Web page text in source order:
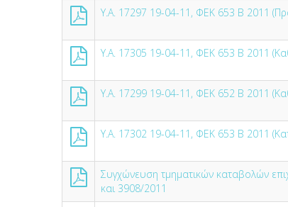
Υ.Α. 17297 19-04-11, ΦΕΚ 653 Β 2011
Υ.Α. 17305 19-04-11, ΦΕΚ 653 Β 2011
Υ.Α. 17299 19-04-11, ΦΕΚ 652 Β 2011
Υ.Α. 17302 19-04-11, ΦΕΚ 653 Β 2011
Συγχώνευση τμηματικών καταβολών
και 3908/2011